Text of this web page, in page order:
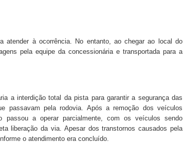
atender à ocorrência. No entanto, ao chegar ao local do
pela equipe da concessionária e transportada para a
a interdição total da pista para garantir a segurança das
passavam pela rodovia. Após a remoção dos veículos
a operar parcialmente, com os veículos sendo
liberação da via. Apesar dos transtornos causados pela
o atendimento era concluído.